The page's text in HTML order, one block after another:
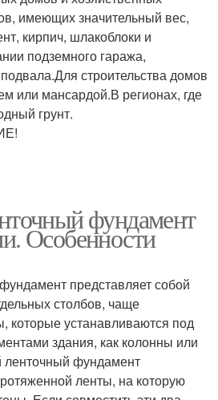
имеющих значительный вес,
кирпич, шлакоблоки и
подземного гаража,
строительства домов
или мансардой.В регионах, где
грунт.
фундамент
Особенности
представляет собой
столбов, чаще
которые устанавливаются под
здания, как колонны или
ленточный фундамент
ленты, на которую